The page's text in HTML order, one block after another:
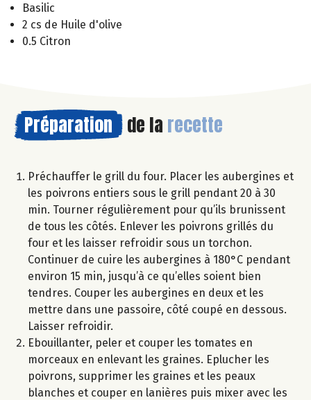
Basilic
2 cs de Huile d'olive
0.5 Citron
Préparation de la recette
Préchauffer le grill du four. Placer les aubergines et
les poivrons entiers sous le grill pendant 20 à 30
min. Tourner régulièrement pour qu’ils brunissent
de tous les côtés. Enlever les poivrons grillés du
four et les laisser refroidir sous un torchon.
Continuer de cuire les aubergines à 180°C pendant
environ 15 min, jusqu’à ce qu’elles soient bien
tendres. Couper les aubergines en deux et les
mettre dans une passoire, côté coupé en dessous.
Laisser refroidir.
Ebouillanter, peler et couper les tomates en
morceaux en enlevant les graines. Eplucher les
poivrons, supprimer les graines et les peaux
blanches et couper en lanières puis mixer avec les